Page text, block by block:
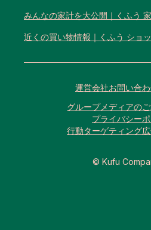
みんなの家計を大公開｜くふう
近くの買い物情報｜くふう ショ
運営会社お問い合
グループメディアの
プライバシー
行動ターゲティング
© Kufu